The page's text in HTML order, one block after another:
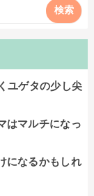
ユゲタの少し尖
はマルチになっ
になるかもしれ